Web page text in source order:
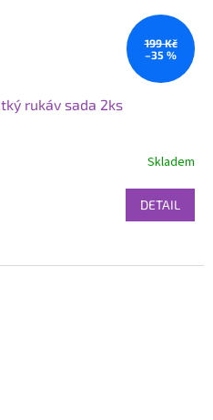
199 Kč
–35 %
rukáv sada 2ks
Skladem
DETAIL